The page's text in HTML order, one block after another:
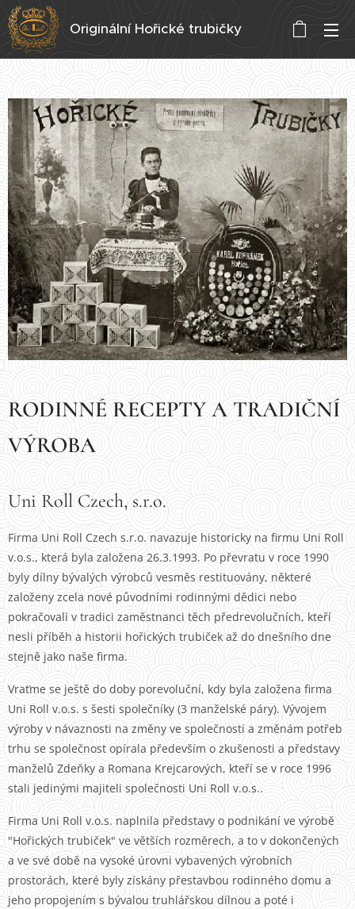
Originální Hořické trubičky
RODINNÉ RECEPTY A TRADIČNÍ
VÝROBA
Uni Roll Czech, s.r.o.
Firma Uni Roll Czech s.r.o. navazuje historicky na firmu Uni Roll
v.o.s., která byla založena 26.3.1993. Po převratu v roce 1990
byly dílny bývalých výrobců vesměs restituovány, některé
založeny zcela nové původními rodinnými dědici nebo
pokračovali v tradici zaměstnanci těch předrevolučních, kteří
nesli příběh a historii hořických trubiček až do dnešního dne
stejně jako naše firma.
Vraťme se ještě do doby porevoluční, kdy byla založena firma
Uni Roll v.o.s. s šesti společníky (3 manželské páry). Vývojem
výroby v návaznosti na změny ve společnosti a změnám potřeb
trhu se společnost opírala především o zkušenosti a představy
manželů Zdeňky a Romana Krejcarových, kteří se v roce 1996
stali jedinými majiteli společnosti Uni Roll v.o.s..
Firma Uni Roll v.o.s. naplnila představy o podnikání ve výrobě
"Hořických trubiček" ve větších rozměrech, a to v dokončených
a ve své době na vysoké úrovni vybavených výrobních
prostorách, které byly získány přestavbou rodinného domu a
jeho propojením s bývalou truhlářskou dílnou a poté i